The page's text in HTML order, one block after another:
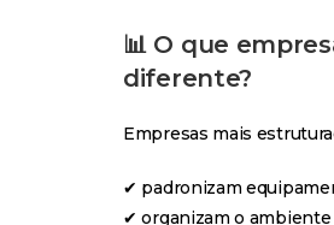
📊 O que
diferente?
Empresas mais
✔ padronizam
✔ organizam o